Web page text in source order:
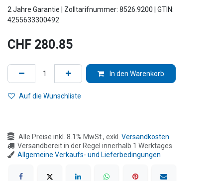
2 Jahre Garantie | Zolltarifnummer: 8526.9200 | GTIN:
4255633300492
CHF 280.85
In den Warenkorb
Auf die Wunschliste
Alle Preise inkl. 8.1% MwSt., exkl. Versandkosten
Versandbereit in der Regel innerhalb 1 Werktages
Allgemeine Verkaufs- und Lieferbedingungen